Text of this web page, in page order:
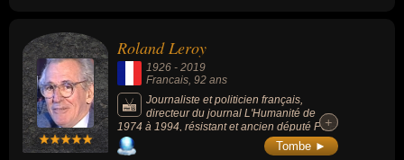
Roland Leroy
1926 - 2019
Francais, 92 ans
Journaliste et politicien français,
directeur du journal L'Humanité de
1974 à 1994, résistant et ancien député PCF
de Seine-Maritime.
+
+
Tombe ►